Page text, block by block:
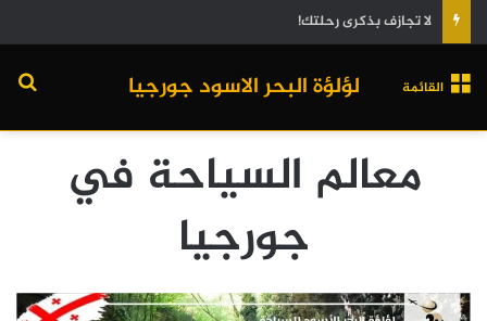
لا تجازف بذكرى رحلتك!
لؤلؤة البحر الاسود جورجيا القائمة
معالم السياحة في
جورجيا